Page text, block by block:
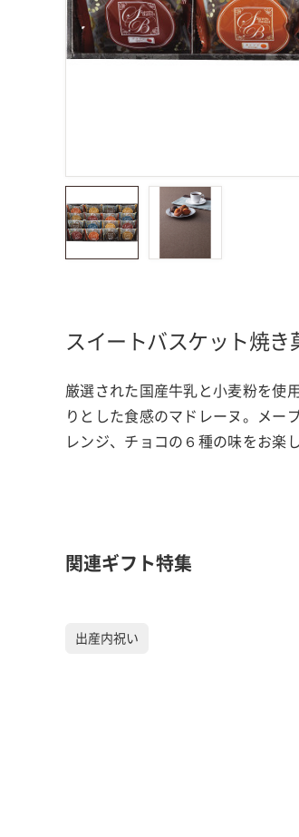
スイートバスケット焼き
厳選された国産牛乳と小麦粉を使
りとした食感のマドレーヌ。メー
レンジ、チョコの６種の味をお楽
関連ギフト特集
出産内祝い